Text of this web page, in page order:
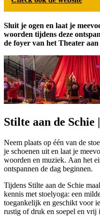
Sluit je ogen en laat je
woorden tijdens deze
de foyer van het Theater aan
Stilte aan de Schie
Neem plaats op één van de
je schoenen uit en laat je
woorden en muziek. Aan het
ontspannen de dag beginnen.
Tijdens Stilte aan de Schie
kennis met stoelyoga: een
toegankelijk en geschikt voor
rustig of druk en soepel en